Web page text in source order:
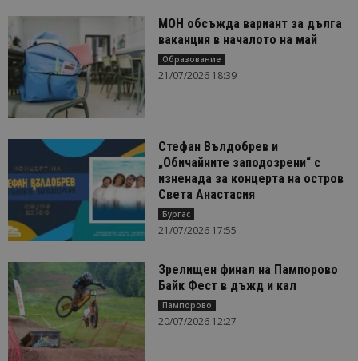
МОН обсъжда вариант за дълга
ваканция в началото на май
Образование
21/07/2026 18:39
Стефан Вълдобрев и
„Обичайните заподозрени“ с
изненада за концерта на остров
Света Анастасия
Бургас
21/07/2026 17:55
Зрелищен финал на Пампорово
Байк Фест в дъжд и кал
Пампорово
20/07/2026 12:27